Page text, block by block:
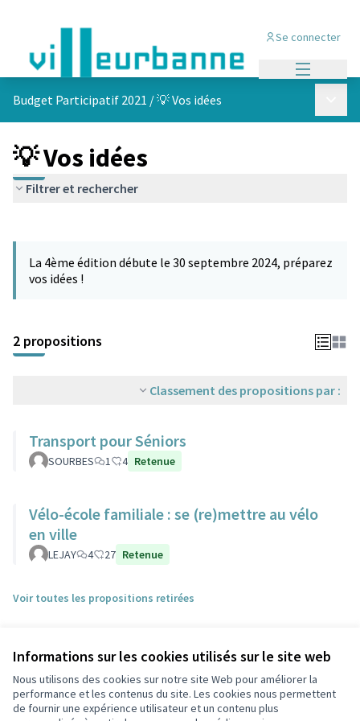
Informations sur les cookies utilisés sur le site web
Nous utilisons des cookies sur notre site Web pour améliorer la
performance et les contenus du site. Les cookies nous permettent
de fournir une expérience utilisateur et un contenu plus
Se connecter
Budget Participatif 2021 /💡 Vos idées
💡 Vos idées
Filtrer et rechercher
La 4ème édition débute le 30 septembre 2024, préparez
vos idées !
2 propositions
Classement des propositions par :
Transport pour Séniors
SOURBES 1 4 Retenue
Vélo-école familiale : se (re)mettre au vélo
en ville
LEJAY 4 27 Retenue
Voir toutes les propositions retirées